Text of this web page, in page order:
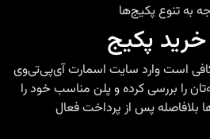
به تنوعپکیج‌ها
پکیج
است وارد سایت اسمارت آی‌پی‌تی‌وی
را بررسی کرده و پلن مناسب خود را
بلافاصله پس از پرداخت فعال